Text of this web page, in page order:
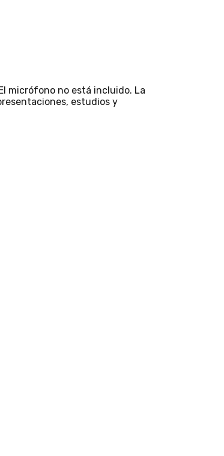
micrófono no está incluido. La
estudios y